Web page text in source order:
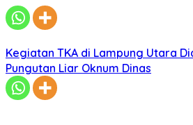
Kegiatan TKA di Lampung Utara
Pungutan Liar Oknum Dinas